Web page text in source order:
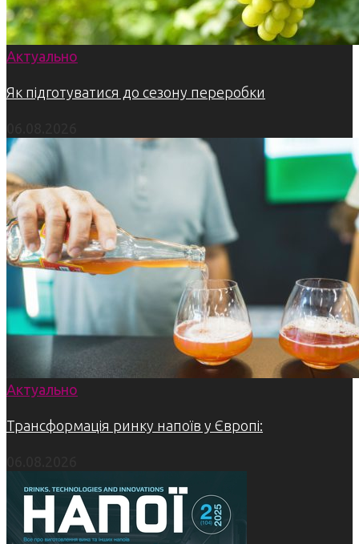
Актуально
Як підготуватися до сезону переробки
Актуально
Трансформація ринку напоїв у Європі: